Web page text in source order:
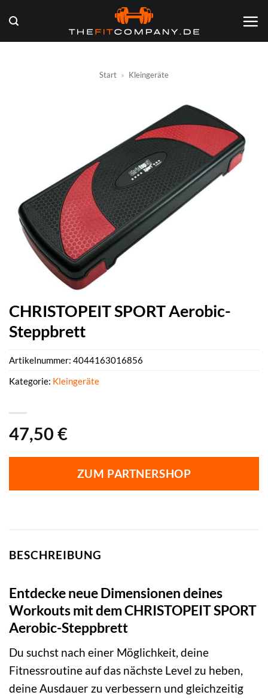
Inhalt
springen
Start » Kleingeräte
CHRISTOPEIT SPORT Aerobic-
Steppbrett
47,50 €
ZUM PARTNERSHOP
Artikelnummer: 4044163016856
Kategorie: Kleingeräte
BESCHREIBUNG
Entdecke neue Dimensionen deines
Workouts mit dem CHRISTOPEIT SPORT
Aerobic-Steppbrett
Du suchst nach einer Möglichkeit, deine
Fitnessroutine auf das nächste Level zu heben,
deine Ausdauer zu verbessern und gleichzeitig